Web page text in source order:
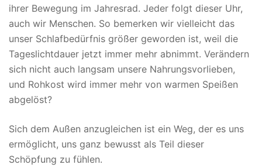
ihrer Bewegung im Jahresrad. Jeder folgt dieser Uhr,
auch wir Menschen. So bemerken wir vielleicht das
unser Schlafbedürfnis größer geworden ist, weil die
Tageslichtdauer jetzt immer mehr abnimmt. Verändern
sich nicht auch langsam unsere Nahrungsvorlieben,
und Rohkost wird immer mehr von warmen Speißen
abgelöst?
Sich dem Außen anzugleichen ist ein Weg, der es uns
ermöglicht, uns ganz bewusst als Teil dieser
Schöpfung zu fühlen.